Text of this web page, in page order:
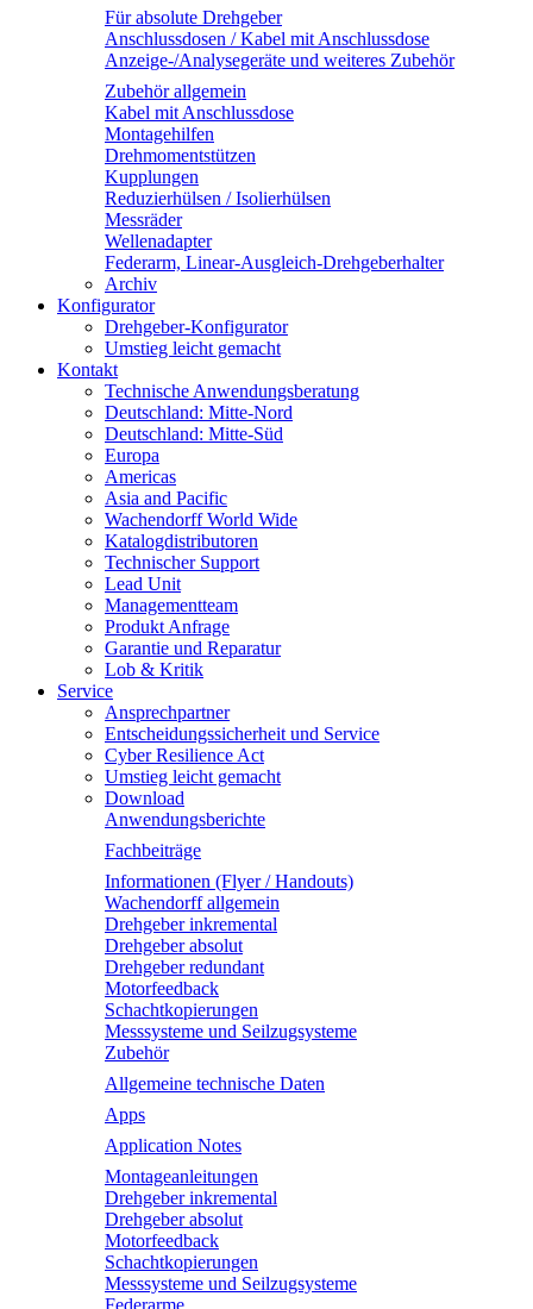
Für absolute Drehgeber
Anschlussdosen / Kabel mit Anschlussdose
Anzeige-/Analysegeräte und weiteres Zubehör
Zubehör allgemein
Kabel mit Anschlussdose
Montagehilfen
Drehmomentstützen
Kupplungen
Reduzierhülsen / Isolierhülsen
Messräder
Wellenadapter
Federarm, Linear-Ausgleich-Drehgeberhalter
Archiv
Konfigurator
Drehgeber-Konfigurator
Umstieg leicht gemacht
Kontakt
Technische Anwendungsberatung
Deutschland: Mitte-Nord
Deutschland: Mitte-Süd
Europa
Americas
Asia and Pacific
Wachendorff World Wide
Katalogdistributoren
Technischer Support
Lead Unit
Managementteam
Produkt Anfrage
Garantie und Reparatur
Lob & Kritik
Service
Ansprechpartner
Entscheidungssicherheit und Service
Cyber Resilience Act
Umstieg leicht gemacht
Download
Anwendungsberichte
Fachbeiträge
Informationen (Flyer / Handouts)
Wachendorff allgemein
Drehgeber inkremental
Drehgeber absolut
Drehgeber redundant
Motorfeedback
Schachtkopierungen
Messsysteme und Seilzugsysteme
Zubehör
Allgemeine technische Daten
Apps
Application Notes
Montageanleitungen
Drehgeber inkremental
Drehgeber absolut
Motorfeedback
Schachtkopierungen
Messsysteme und Seilzugsysteme
Federarme